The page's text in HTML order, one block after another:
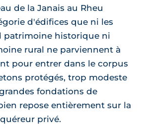
de la Janais au Rheu
d'édifices que ni les
patrimoine historique ni
rural ne parviennent à
pour entrer dans le corpus
protégés, trop modeste
fondations de
repose entièrement sur la
privé.